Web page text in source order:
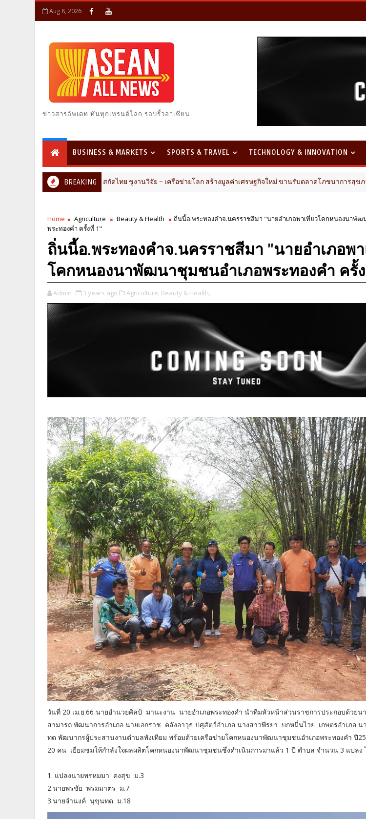
Aug 8, 2026
ข่าวสารอัพเดท ทันทุกเทรนด์โลก รอบรั้วอาเซียน
BUSINESS & MARKETS SPORTS & TRAVEL TECHNOLOGY & INNOVATION
BREAKING
วเร่งอุตสาหกรรมสารสกัดไทย ชูงานวิจัย – เครือข่ายโลก สร้างมูลค่าเศรษฐกิจใหม่ ขานรับตลาดโภชนาการสุขภาพโลกโตท
Home Agriculture Beauty & Health
ถิ่นนี้​อ.พระทองคำ​จ.นครราชสีมา "นายอำเภอพาเที่ยวโคกหนองนาพัฒ
พระทองคำ ครั้งที่ 1"
ถิ่นนี้​อ.พระทองคำ​จ.นครราชสีมา "นายอำเภอพา
โคกหนองนาพัฒนาชุมชนอำเภอพระทองคำ ครั้
Admin 3 years ago Agriculture, Beauty & Health,
วันที่ 20 เม.ย.66 นายอำนวยศิลป์ มานะงาน นายอำเภอพระทองคำ นำทีมหัวหน้าส่วนราชการประกอบด้วยน
สามารถ พัฒนาการอำเภอ นายเอกราช คลังอาวุธ ปศุสัตว์อำเภอ นางสาวพีรยา บกหมื่นไวย เกษตรอำเภอ
ทด พัฒนากรผู้ประสานงานตำบลพังเทียม พร้อมด้วยเครือข่ายโคกหนองนาพัฒนาชุมชนอำเภอพระทองคำ ปี
20 คน เยี่ยมชมให้กำลังใจผลผลิตโคกหนองนาพัฒนาชุมชนซึ่งดำเนินการมาแล้ว 1 ปี ตำบล จำน
1. แปลงนายพรหมมา คงสุข ม.3
2.นายพรชัย พรมมาตร ม.7
3.นายจำนงค์ นุขุนทด ม.18